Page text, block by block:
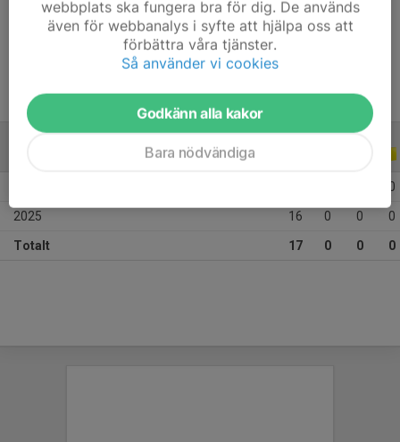
Position
-
11 år
ALLA ÅR
0
2025 16 0 0 0
Totalt 17 0 0 0
webbplats ska fungera bra för dig. De används
även för webbanalys i syfte att hjälpa oss att
förbättra våra tjänster.
Så använder vi cookies
Godkänn alla kakor
Bara nödvändiga